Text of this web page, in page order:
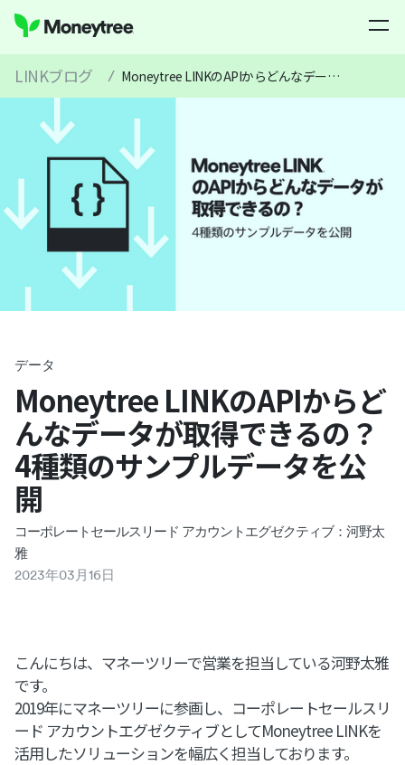
LINKブログ / Moneytree LINKのAPIからどんなデータが取得できるの？4種類のサンプルデータを公開
データ
Moneytree LINKのAPIからど
んなデータが取得できるの？
4種類のサンプルデータを公
開
コーポレートセールスリード アカウントエグゼクティブ：河野太
雅
2023年03 月16日
こんにちは、マネーツリーで営業を担当している河野太雅
です。
2019年にマネーツリーに参画し、コーポレートセールスリ
ード アカウントエグゼクティブとしてMoneytree LINKを
活用したソリューションを幅広く担当しております。